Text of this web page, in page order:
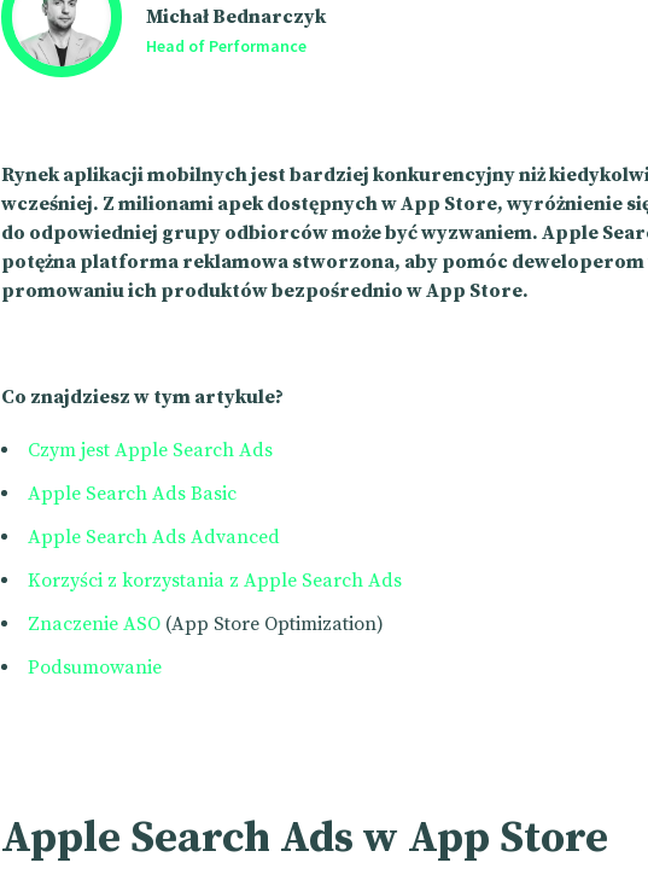
Michał Bednarczyk
Head of Performance
Rynek aplikacji mobilnych jest bardziej konkurencyjny niż
wcześniej. Z milionami apek dostępnych w App Store, wyróżnienie
do odpowiedniej grupy odbiorców może być wyzwaniem. Apple
potężna platforma reklamowa stworzona, aby pomóc deweloperom
promowaniu ich produktów bezpośrednio w App Store.
Co znajdziesz w tym artykule?
Czym jest Apple Search Ads
Apple Search Ads Basic
Apple Search Ads Advanced
Korzyści z korzystania z Apple Search Ads
Znaczenie ASO (App Store Optimization)
Podsumowanie
Apple Search Ads w App Store